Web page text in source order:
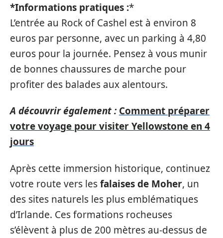
*Informations pratiques :*
L’entrée au Rock of Cashel est à environ 8
euros par personne, avec un parking à 4,80
euros pour la journée. Pensez à vous munir
de bonnes chaussures de marche pour
profiter des balades aux alentours.
A découvrir également : Comment préparer
votre voyage pour visiter Yellowstone en 4
jours
Après cette immersion historique, continuez
votre route vers lesfalaises de Moher, un
des sites naturels les plus emblématiques
d’Irlande. Ces formations rocheuses
s’élèvent à plus de 200 mètres au-dessus de